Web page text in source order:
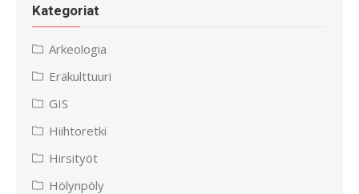
Kategoriat
Arkeologia
Eräkulttuuri
GIS
Hiihtoretki
Hirsityöt
Hölynpöly